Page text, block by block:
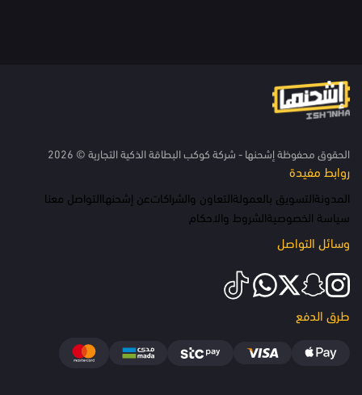
الحقوق محفوظة إشحنها - شركة كوكب البطاقة الذكية التجارية © 2026
روابط مفيدة
المدونةالتسويق بالعمولةالتعاون والشراكاتعن إشحنهاالتواصل معنا
سياسة الخصوصيةالشروط والاحكام
وسائل التواصل
طرق الدفع